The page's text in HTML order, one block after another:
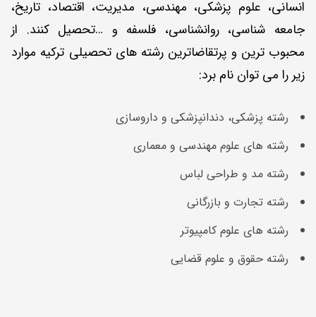
انسانی، علوم پزشکی، مهندسی، مدیریت، اقتصاد، تاریخ،
جامعه شناسی، روانشناسی، فلسفه و …تحصیل کنند. از
محبوب ترین و پرتقاضاترین رشته های تحصیلی ترکیه موارد
زیر را می توان نام برد:
رشته پزشکی، دندانپزشکی و داروسازی
رشته های علوم مهندسی و معماری
رشته مد و طراحی لباس
رشته تجارت و بازرگانی
رشته های علوم کامپیوتر
رشته حقوق و علوم قضایی